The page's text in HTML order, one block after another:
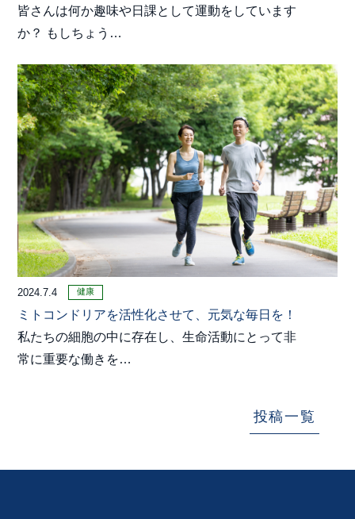
皆さんは何か趣味や日課として運動をしています
か？ もしちょう…
2024.7.4 健康
ミトコンドリアを活性化させて、元気な毎日を！
私たちの細胞の中に存在し、生命活動にとって非
常に重要な働きを…
投稿一覧